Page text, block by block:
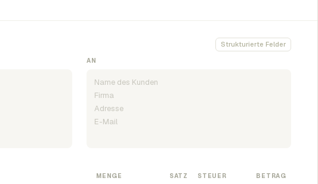
Strukturierte Felder
AN
MENGE SATZ STEUER BETRAG